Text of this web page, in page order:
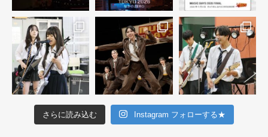
さらに読み込む Instagram フォローする★